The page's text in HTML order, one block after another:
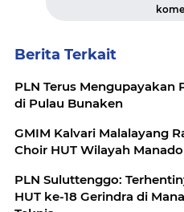
Berita Terkait
PLN Terus
di Pulau Bunaken
GMIM Kalvari Malalayang
Choir HUT Wilayah
PLN Suluttenggo:
HUT ke-18 Gerindra di